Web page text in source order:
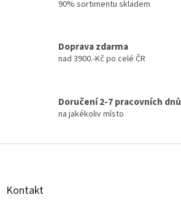
s
90% sortimentu skladem
Doprava zdarma
nad 3900.-Kč po celé ČR
Doručení 2-7 pracovních dnů
na jakékoliv místo
Z
Kontakt